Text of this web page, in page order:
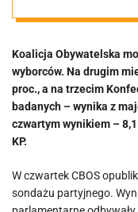
biją
Koalicja Obywatelska
wyborców. Na drugim
proc., a na trzecim
badanych – wynika z
czwartym wynikiem –
KP.
W czwartek CBOS
sondażu partyjnego.